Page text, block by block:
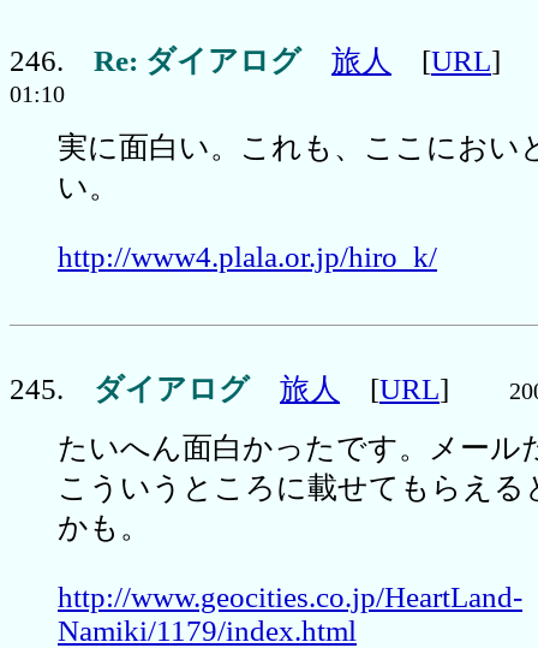
246. Re: ダイアログ 旅人 [URL
01:10
実に面白い。これも、ここにおい
い。
http://www4.plala.or.jp/hiro_k/
245. ダイアログ 旅人 [URL]
たいへん面白かったです。メール
こういうところに載せてもらえる
かも。
http://www.geocities.co.jp/HeartLand-
Namiki/1179/index.html